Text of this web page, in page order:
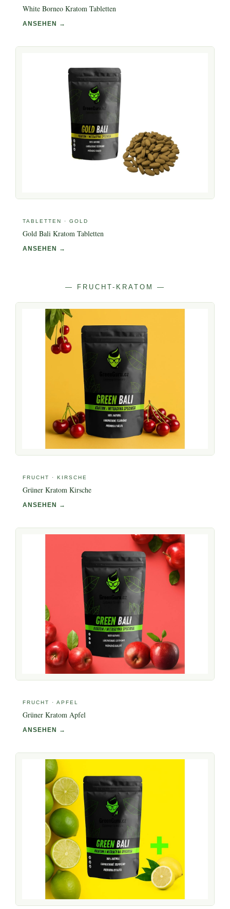
White Borneo Kratom Tabletten
ANSEHEN →
TABLETTEN · GOLD
Gold Bali Kratom Tabletten
ANSEHEN →
— FRUCHT-KRATOM —
FRUCHT · KIRSCHE
Grüner Kratom Kirsche
ANSEHEN →
FRUCHT · APFEL
Grüner Kratom Apfel
ANSEHEN →